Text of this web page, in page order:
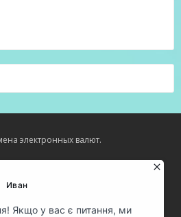
электронных валют.